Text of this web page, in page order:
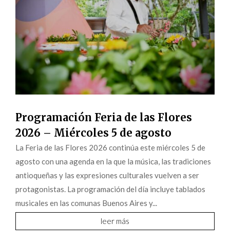
Programación Feria de las Flores
2026 – Miércoles 5 de agosto
La Feria de las Flores 2026 continúa este miércoles 5 de
agosto con una agenda en la que la música, las tradiciones
antioqueñas y las expresiones culturales vuelven a ser
protagonistas. La programación del día incluye tablados
musicales en las comunas Buenos Aires y...
leer más